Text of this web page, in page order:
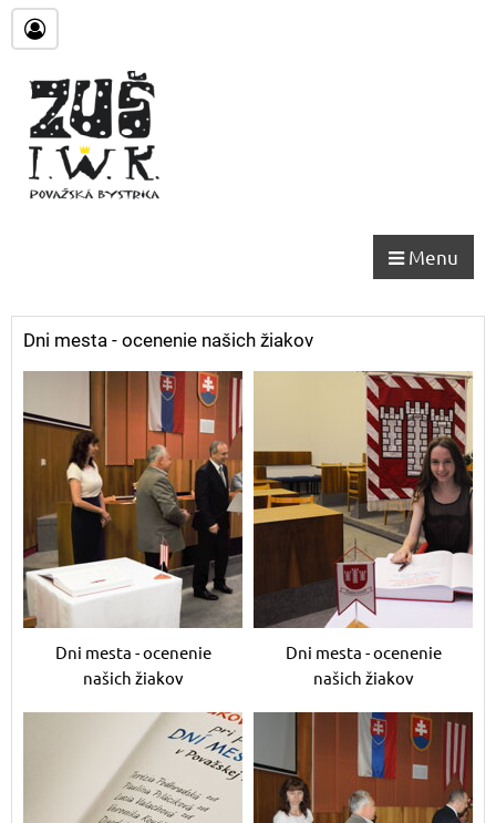
Menu
Dni mesta - ocenenie našich žiakov
Dni mesta - ocenenie
našich žiakov
Dni mesta - ocenenie
našich žiakov